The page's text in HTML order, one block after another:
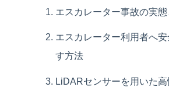
エスカレーター事故の実態
エスカレーター利用者へ
す方法
LiDARセンサーを用いた